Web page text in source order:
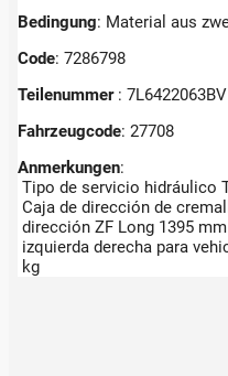
Bedingung: Material aus
Code: 7286798
Teilenummer : 7L6422063BV
Fahrzeugcode: 27708
Anmerkungen:
Tipo de servicio hidráulico
Caja de dirección de
dirección ZF Long 1395
izquierda derecha para
kg